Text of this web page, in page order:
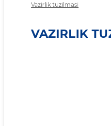
Vazirlik tuzilmasi
VAZIRLIK